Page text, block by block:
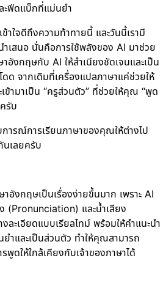
ะฟีดแบ็กที่แม่นยำ
าใจดีถึงความท้าทายนี้ และวันนี้เรามี
เสนอ นั่นคือการใช้พลังของ AI มาช่วย
งกฤษกับ AI ให้สำเนียงชัดเจนและเป็น
ดด จากเดิมที่เครื่องแปลภาษาแค่ช่วยให้
ามาเป็น “ครูส่วนตัว” ที่ช่วยให้คุณ “พูด
รับ
การณ์การเรียนภาษาของคุณให้ต่างไป
นเลยครับ
อังกฤษเป็นเรื่องง่ายขึ้นมาก เพราะ AI
(Pronunciation) และน้ำเสียง
ะเอียดแบบเรียลไทม์ พร้อมให้คำแนะนำ
ำและเป็นส่วนตัว ทำให้คุณสามารถ
พูดให้ใกล้เคียงกับเจ้าของภาษาได้